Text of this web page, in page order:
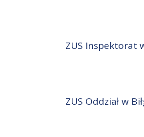
ZUS Inspektorat
ZUS Oddział w